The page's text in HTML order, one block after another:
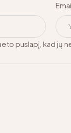
puslapį, kad jų